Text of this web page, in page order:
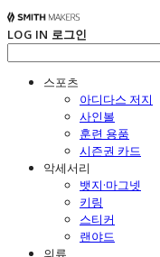
LOG IN 로그인
스포츠
아디다스 저지
사인볼
훈련 용품
시즌권 카드
악세서리
뱃지·마그넷
키링
스티커
랜야드
의류